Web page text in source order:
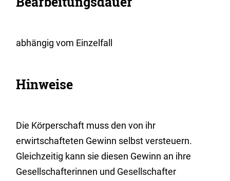
abhängig vom Einzelfall
Hinweise
Die Körperschaft muss den von ihr
erwirtschafteten Gewinn selbst versteuern.
Gleichzeitig kann sie diesen Gewinn an ihre
Gesellschafterinnen und Gesellschafter